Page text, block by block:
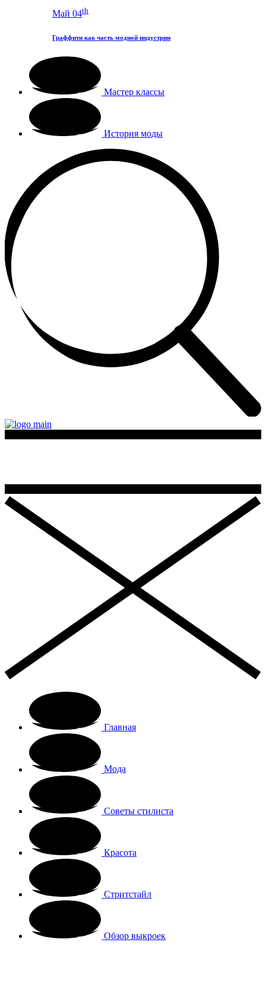
Май 04th
Граффити как часть модной индустрии
Мастер классы
История моды
Главная
Мода
Советы стилиста
Красота
Стритстайл
Обзор выкроек